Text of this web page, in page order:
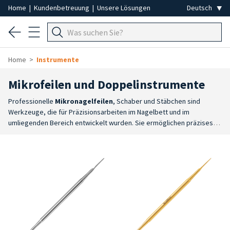
Home | Kundenbetreuung | Unsere Lösungen
Home Instrumente
Mikrofeilen und Doppelinstrumente
Professionelle Mikronagelfeilen, Schaber und Stäbchen sind
Werkzeuge, die für Präzisionsarbeiten im Nagelbett und im
umliegenden Bereich entwickelt wurden. Sie ermöglichen präzises
Schaber und Spatel in verschiedenen Formen und Ausführungen, um
den unterschiedlichen Arbeitsanforderungen gerecht zu
Präzisionsarbeiten
: Ideal für die Reinigung von Nägeln,
Nagelrillen und den umliegenden Bereichen, wodurch ein sorgfältiges
Arbeiten ermöglicht wird.
Spezielle Funktionen: Die Mikrofilen
eignen sich zum Reinigen und Feilen, die Spatel erleichtern die